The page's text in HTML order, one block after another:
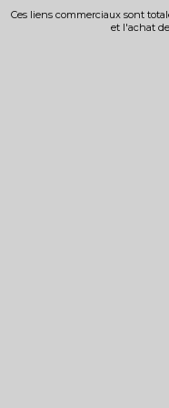
Ces liens commerciaux sont
et l'achat